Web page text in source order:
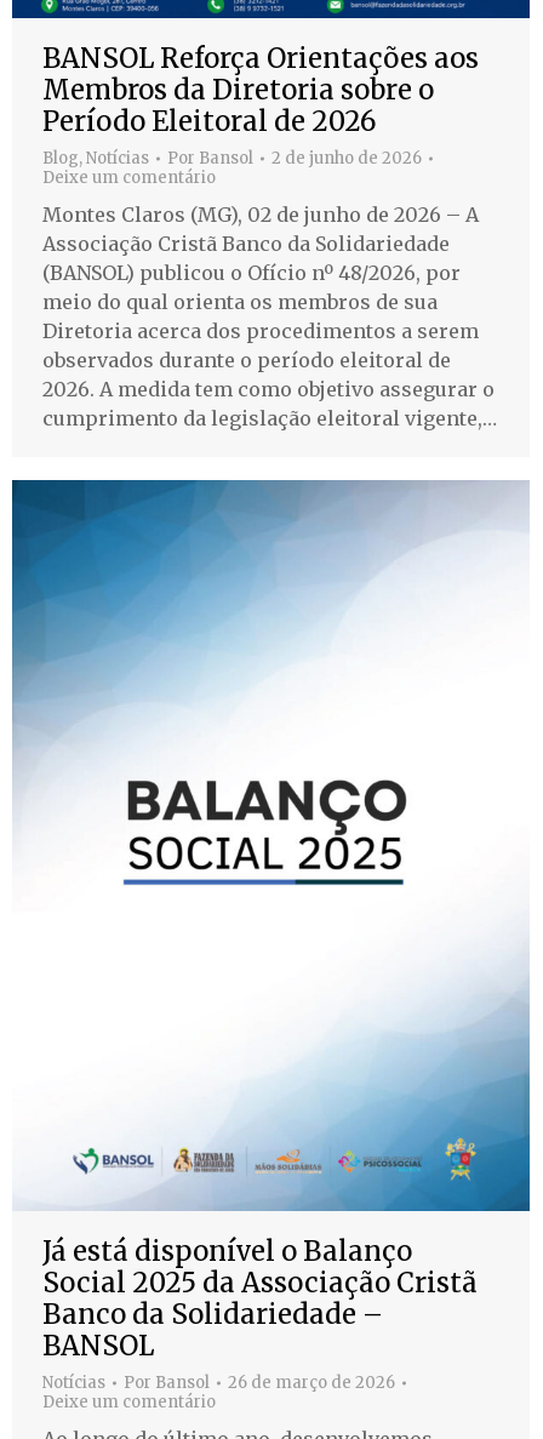
BANSOL Reforça Orientações aos
Membros da Diretoria sobre o
Período Eleitoral de 2026
Blog,Notícias Por Bansol
2 de junho de 2026
Deixe um comentário
Montes Claros (MG), 02 de junho de 2026 – A
Associação Cristã Banco da Solidariedade
(BANSOL) publicou o Ofício nº 48/2026, por
meio do qual orienta os membros de sua
Diretoria acerca dos procedimentos a serem
observados durante o período eleitoral de
2026. A medida tem como objetivo assegurar o
cumprimento da legislação eleitoral vigente,…
Já está disponível o Balanço
Social 2025 da Associação Cristã
Banco da Solidariedade –
BANSOL
Notícias Por Bansol
26 de março de 2026
Deixe um comentário